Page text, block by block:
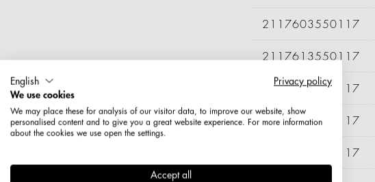
2117603550117
2117613550117
2117623550117
2117813550117
2117823550117
English
Privacy policy
We use cookies
We may place these for analysis of our visitor data, to improve our website, show
personalised content and to give you a great website experience. For more information
about the cookies we use open the settings.
Accept all